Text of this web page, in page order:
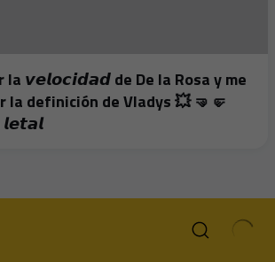
la 𝙫𝙚𝙡𝙤𝙘𝙞𝙙𝙖𝙙 de De la Rosa y me
la definición de Vladys 💥 🤜🤛